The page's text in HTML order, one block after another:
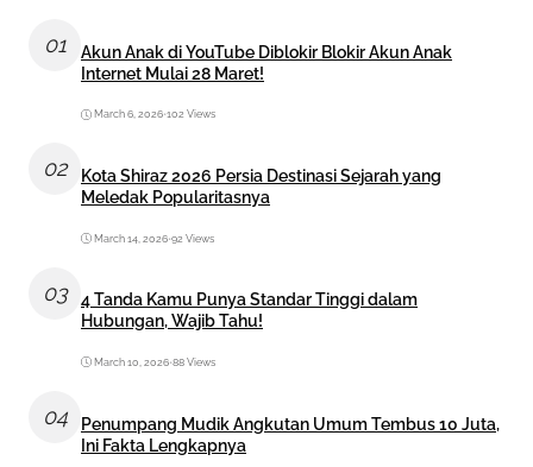
01
Akun Anak di YouTube Diblokir Blokir Akun Anak
Internet Mulai 28 Maret!
March 6, 2026•102 Views
02
Kota Shiraz 2026 Persia Destinasi Sejarah yang
Meledak Popularitasnya
March 14, 2026•92 Views
03
4 Tanda Kamu Punya Standar Tinggi dalam
Hubungan, Wajib Tahu!
March 10, 2026•88 Views
04
Penumpang Mudik Angkutan Umum Tembus 10 Juta,
Ini Fakta Lengkapnya